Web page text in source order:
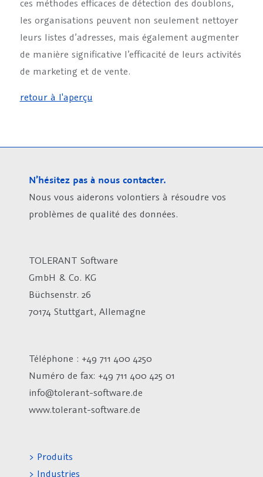
ces méthodes efficaces de détection des doublons,
les organisations peuvent non seulement nettoyer
leurs listes d’adresses, mais également augmenter
de manière significative l’efficacité de leurs activités
de marketing et de vente.
retour à l'aperçu
N’hésitez pas à nous contacter.
Nous vous aiderons volontiers à résoudre vos
problèmes de qualité des données.
TOLERANT Software
GmbH & Co. KG
Büchsenstr. 26
70174 Stuttgart, Allemagne
Téléphone : +49 711 400 4250
Numéro de fax: +49 711 400 425 01
info@tolerant-software.de
www.tolerant-software.de
> Produits
> Industries